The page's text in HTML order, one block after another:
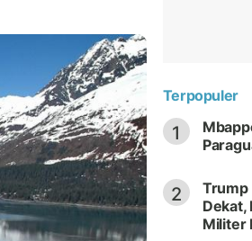
Terpopuler
1
2
Trump
Dekat,
Militer